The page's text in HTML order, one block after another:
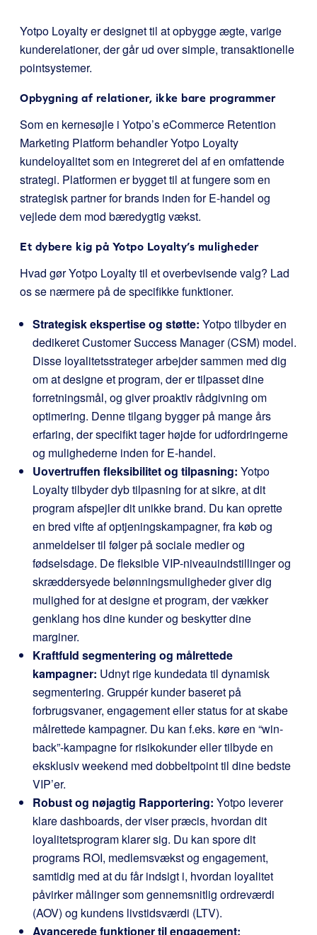
Yotpo Loyalty er designet til at opbygge ægte, varige
kunderelationer, der går ud over simple, transaktionelle
pointsystemer.
Opbygning af relationer, ikke bare programmer
Som en kernesøjle i Yotpo’s eCommerce Retention
Marketing Platform behandler Yotpo Loyalty
kundeloyalitet som en integreret del af en omfattende
strategi. Platformen er bygget til at fungere som en
strategisk partner for brands inden for E-handel og
vejlede dem mod bæredygtig vækst.
Et dybere kig på Yotpo Loyalty’s muligheder
Hvad gør Yotpo Loyalty til et overbevisende valg? Lad
os se nærmere på de specifikke funktioner.
Strategisk ekspertise og støtte: Yotpo tilbyder en
dedikeret Customer Success Manager (CSM) model.
Disse loyalitetsstrateger arbejder sammen med dig
om at designe et program, der er tilpasset dine
forretningsmål, og giver proaktiv rådgivning om
optimering. Denne tilgang bygger på mange års
erfaring, der specifikt tager højde for udfordringerne
og mulighederne inden for E-handel.
Uovertruffen fleksibilitet og tilpasning: Yotpo
Loyalty tilbyder dyb tilpasning for at sikre, at dit
program afspejler dit unikke brand. Du kan oprette
en bred vifte af optjeningskampagner, fra køb og
anmeldelser til følger på sociale medier og
fødselsdage. De fleksible VIP-niveauindstillinger og
skræddersyede belønningsmuligheder giver dig
mulighed for at designe et program, der vækker
genklang hos dine kunder og beskytter dine
marginer.
Kraftfuld segmentering og målrettede
kampagner: Udnyt rige kundedata til dynamisk
segmentering. Gruppér kunder baseret på
forbrugsvaner, engagement eller status for at skabe
målrettede kampagner. Du kan f.eks. køre en “win-
back”-kampagne for risikokunder eller tilbyde en
eksklusiv weekend med dobbeltpoint til dine bedste
VIP’er.
Robust og nøjagtig Rapportering: Yotpo leverer
klare dashboards, der viser præcis, hvordan dit
loyalitetsprogram klarer sig. Du kan spore dit
programs ROI, medlemsvækst og engagement,
samtidig med at du får indsigt i, hvordan loyalitet
påvirker målinger som gennemsnitlig ordreværdi
(AOV) og kundens livstidsværdi (LTV).
Avancerede funktioner til engagement: